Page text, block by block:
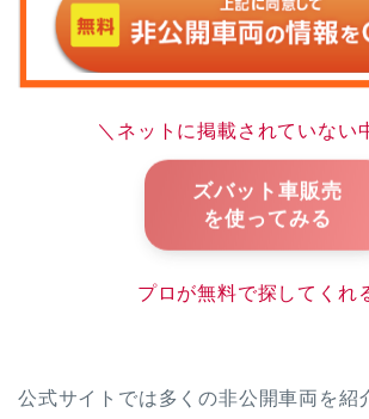
＼ネットに掲載されていない
ズバット車販売
を使ってみる
プロが無料で探してくれ
公式サイトでは多くの非公開車両を紹